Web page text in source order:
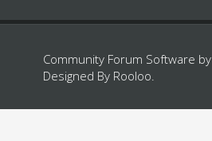
Community Forum Software by
Designed By Rooloo.